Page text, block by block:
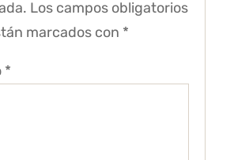
Los campos obligatorios
marcados con *
*